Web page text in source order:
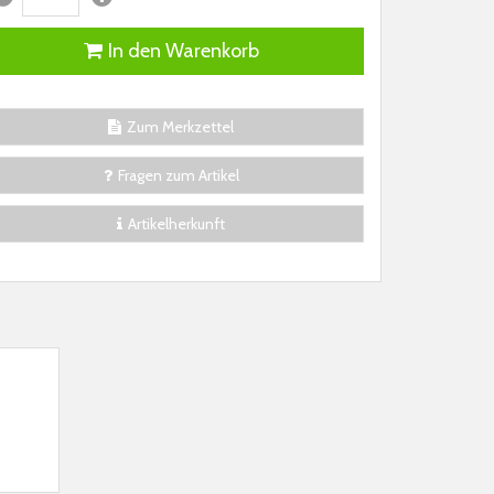
In den Warenkorb
Zum Merkzettel
Fragen zum Artikel
Artikelherkunft